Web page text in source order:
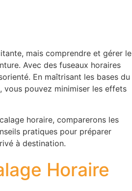
mais comprendre et gérer le
Avec des fuseaux horaires
En maîtrisant les bases du
pouvez minimiser les effets
horaire, comparerons les
pratiques pour préparer
à destination.
Horaire